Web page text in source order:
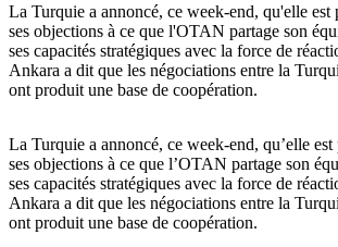
La Turquie a annoncé, ce week-end, qu'elle est
ses objections à ce que l'OTAN partage son
ses capacités stratégiques avec la force de
Ankara a dit que les négociations entre la
ont produit une base de coopération.
La Turquie a annoncé, ce week-end, qu’elle est
ses objections à ce que l’OTAN partage son
ses capacités stratégiques avec la force de
Ankara a dit que les négociations entre la
ont produit une base de coopération.